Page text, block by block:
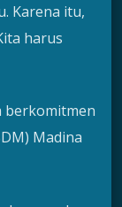
Karena itu,
harus
berkomitmen
Madina